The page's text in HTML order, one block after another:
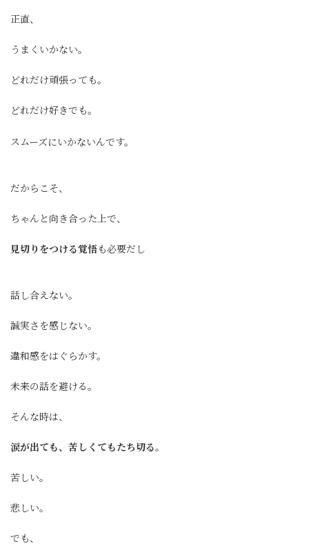
正直、
うまくいかない。
どれだけ頑張っても。
どれだけ好きでも。
スムーズにいかないんです。
だからこそ、
ちゃんと向き合った上で、
見切りをつける覚悟も必要だし
話し合えない。
誠実さを感じない。
違和感をはぐらかす。
未来の話を避ける。
そんな時は、
涙が出ても、苦しくてもたち切る。
苦しい。
悲しい。
でも、